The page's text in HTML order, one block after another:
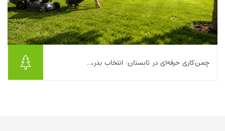
تابستان برای خیلی‌ها فصل لذت بردن از حیاط، ویلای سبز یا محوطه
چمن‌کاری حرفه‌ای در تابستان: انتخاب بذر،...